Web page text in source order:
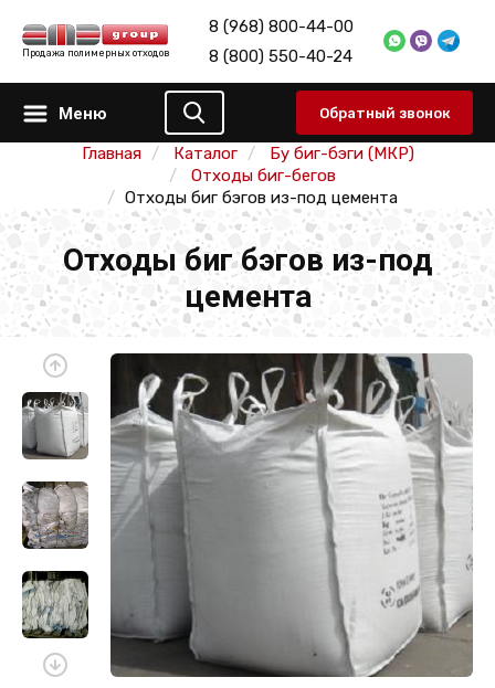
Продажа полимерных отходов
8 (968) 800-44-00
8 (800) 550-40-24
Меню Обратный звонок
Главная Каталог
Бу биг-бэги (МКР)
Отходы биг-бегов
Отходы биг бэгов из-под цемента
Отходы биг бэгов из-под
цемента